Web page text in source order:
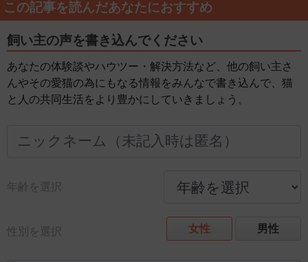
この記事を読んだあなたにおすすめ
飼い主の声を書き込んでください
あなたの体験談やハウツー・解決方法など、他の飼い主さ
んやその愛猫の為にもなる情報をみんなで書き込んで、猫
と人の共同生活をより豊かにしていきましょう。
年齢を選択
性別を選択 女性 男性